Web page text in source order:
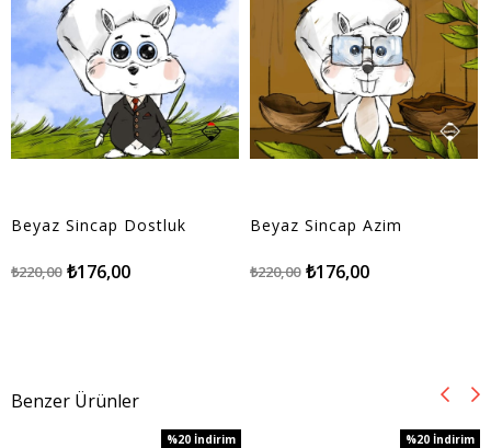
Beyaz Sincap Dostluk
₺176,00
₺220,00
Beyaz Sincap Azim
₺176,00
₺220,00
Benzer Ürünler
%20 İndirim
%20 İndirim